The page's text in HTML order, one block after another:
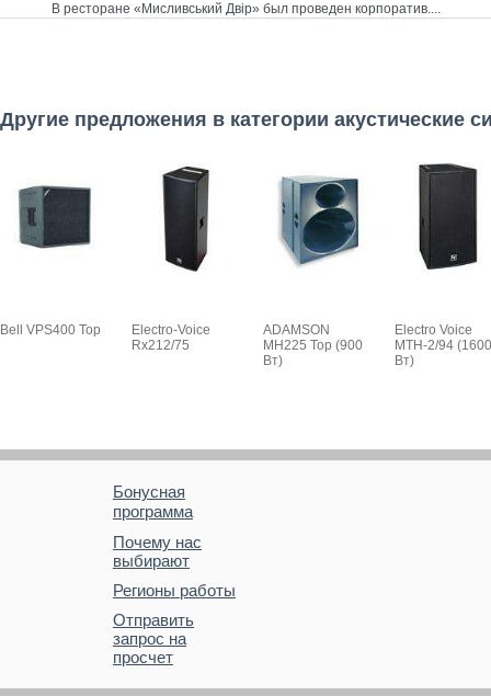
В ресторане «Мисливський Двір» был проведен корпоратив....
Другие предложения в категории акустические
Bell VPS400 Top
Electro-Voice
Rx212/75
ADAMSON
MH225 Top (900
Вт)
Electro Voice
MTH-2/94 (1600
Вт)
Бонусная
программа
Почему нас
выбирают
Регионы работы
Отправить
запрос на
просчет